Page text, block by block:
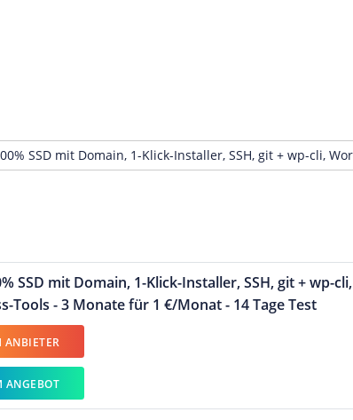
SSD mit Domain, 1-Klick-Installer, SSH, git + wp-cli,
Tools - 3 Monate für 1 €/Monat - 14 Tage Test
ANBIETER
ANGEBOT